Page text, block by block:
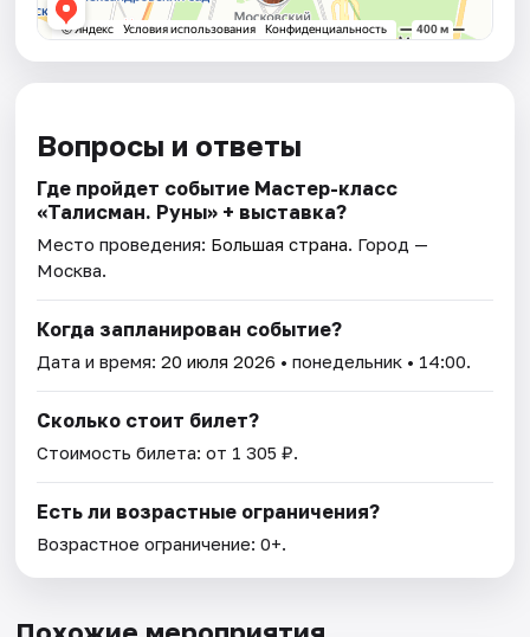
Вопросы и ответы
Где пройдет событие Мастер-класс
«Талисман. Руны» + выставка?
Место проведения: Большая страна. Город —
Москва.
Когда запланирован событие?
Дата и время:20 июля 2026 • понедельник • 14:00.
Сколько стоит билет?
Стоимость билета: от 1 305 ₽.
Есть ли возрастные ограничения?
Возрастное ограничение: 0+.